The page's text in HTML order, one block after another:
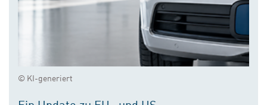
© KI-generiert